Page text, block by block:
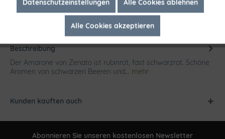
Beschreibung
Der Amarone von Zenato ist rubinrot, fast schwarzrot. Schöne
Aromen von schwarzen Beeren und... mehr
Kunden kauften auch
Abonnieren Sie unseren kostenlosen Newsletter
Datenschutzeinstellungen Alle Cookies ablehnen
Alle Cookies akzeptieren